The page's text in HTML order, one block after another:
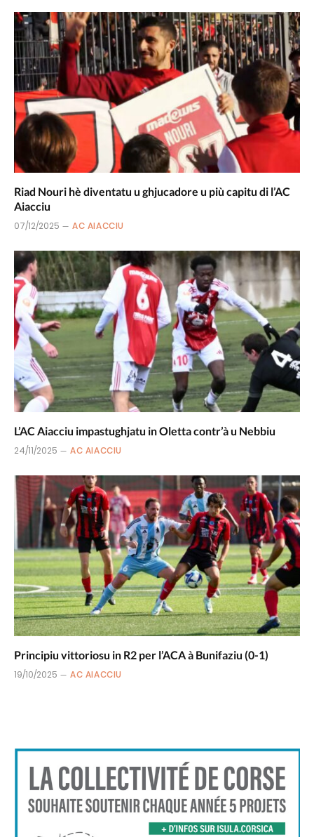
Riad Nouri hè diventatu u ghjucadore u più capitu di l’AC
Aiacciu
07/12/2025 AC AIACCIU
L’AC Aiacciu impastughjatu in Oletta contr’à u Nebbiu
24/11/2025 AC AIACCIU
Principiu vittoriosu in R2 per l’ACA à Bunifaziu (0-1)
19/10/2025 AC AIACCIU